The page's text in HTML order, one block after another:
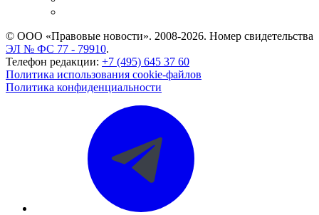
© ООО «Правовые новости». 2008-2026. Номер свидетельства
ЭЛ № ФС 77 - 79910.
Телефон редакции: +7 (495) 645 37 60
Политика использования cookie-файлов
Политика конфиденциальности